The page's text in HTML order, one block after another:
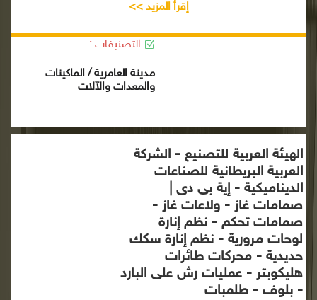
إقرأ المزيد >>
التصنيفات :
مدينة العامرية / الماكينات
والمعدات والآلات
الهيئة العربية للتصنيع - الشركة
العربية البريطانية للصناعات
الديناميكية - إية بى دى |
صمامات غاز - ولاعات غاز -
صمامات تحكم - نظم إنارة
لوحات مرورية - نظم إنارة سكك
حديدية - محركات طائرات
هليكوبتر - عمليات رش على البارد
- بلوف - طلمبات